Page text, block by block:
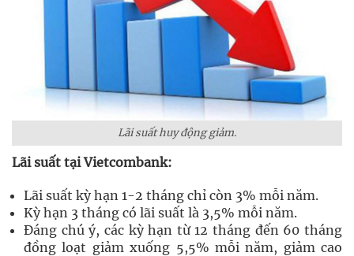
Lãi suất huy động giảm.
Lãi suất tại Vietcombank:
Lãi suất kỳ hạn 1-2 tháng chỉ còn 3% mỗi năm.
Kỳ hạn 3 tháng có lãi suất là 3,5% mỗi năm.
Đáng chú ý, các kỳ hạn từ 12 tháng đến 60 tháng
đồng loạt giảm xuống 5,5% mỗi năm, giảm cao